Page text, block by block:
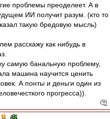
проблемы преоделеет. А в
ИИ получит разум. (кто то
такую бредовую мысль)
расскажу как нибудь в
самую банальную проблему,
машина научится ценить
А понты и деньги один из
прогресса)).